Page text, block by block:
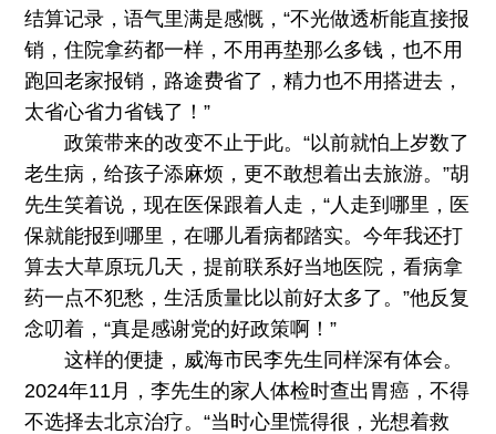
结算记录，语气里满是感慨，“不光做透析能直接报
销，住院拿药都一样，不用再垫那么多钱，也不用
跑回老家报销，路途费省了，精力也不用搭进去，
太省心省力省钱了！”
政策带来的改变不止于此。“以前就怕上岁数了
老生病，给孩子添麻烦，更不敢想着出去旅游。”胡
先生笑着说，现在医保跟着人走，“人走到哪里，医
保就能报到哪里，在哪儿看病都踏实。今年我还打
算去大草原玩几天，提前联系好当地医院，看病拿
药一点不犯愁，生活质量比以前好太多了。”他反复
念叨着，“真是感谢党的好政策啊！”
这样的便捷，威海市民李先生同样深有体会。
2024年11月，李先生的家人体检时查出胃癌，不得
不选择去北京治疗。“当时心里慌得很，光想着救